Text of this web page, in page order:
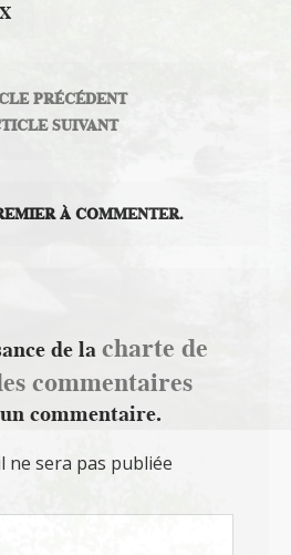
PRÉCÉDENT
SUIVANT
À COMMENTER.
de lacharte de
commentaires
commentaire.
ne sera pas publiée